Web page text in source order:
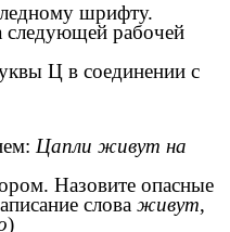
шрифту.
рабочей
Ц в соединении с
Цапли живут на
Назовите опасные
слова живут,
)